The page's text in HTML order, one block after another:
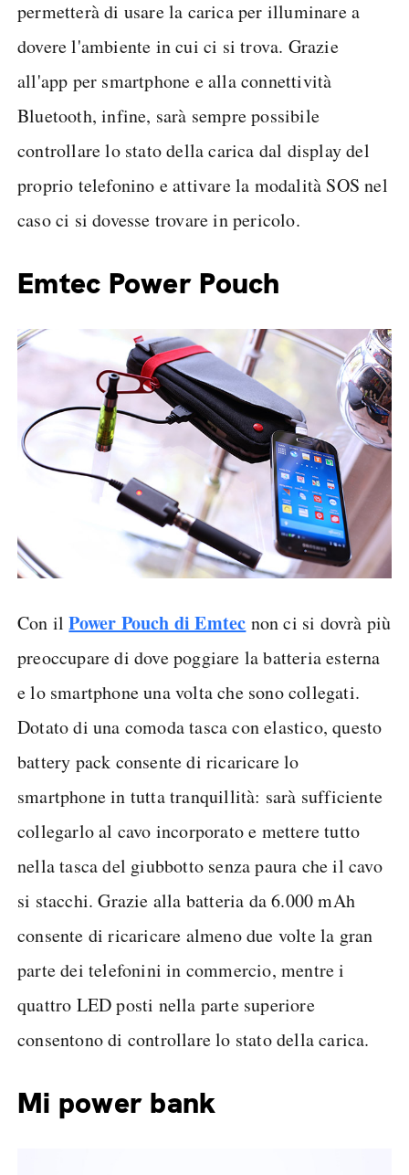
permetterà di usare la carica per illuminare a
dovere l'ambiente in cui ci si trova. Grazie
all'app per smartphone e alla connettività
Bluetooth, infine, sarà sempre possibile
controllare lo stato della carica dal display del
proprio telefonino e attivare la modalità SOS nel
caso ci si dovesse trovare in pericolo.
Emtec Power Pouch
Con ilPower Pouch di Emtec non ci si dovrà più
preoccupare di dove poggiare la batteria esterna
e lo smartphone una volta che sono collegati.
Dotato di una comoda tasca con elastico, questo
battery pack consente di ricaricare lo
smartphone in tutta tranquillità: sarà sufficiente
collegarlo al cavo incorporato e mettere tutto
nella tasca del giubbotto senza paura che il cavo
si stacchi. Grazie alla batteria da 6.000 mAh
consente di ricaricare almeno due volte la gran
parte dei telefonini in commercio, mentre i
quattro LED posti nella parte superiore
consentono di controllare lo stato della carica.
Mi power bank